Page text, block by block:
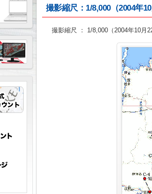
撮影縮尺：1/8,000（2004年10
撮影縮尺 ： 1/8,000（2004年10月